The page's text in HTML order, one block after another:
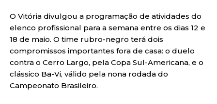
O Vitória divulgou a programação de atividades do
elenco profissional para a semana entre os dias 12 e
18 de maio. O time rubro-negro terá dois
compromissos importantes fora de casa: o duelo
contra o Cerro Largo, pela Copa Sul-Americana, e o
clássico Ba-Vi, válido pela nona rodada do
Campeonato Brasileiro.